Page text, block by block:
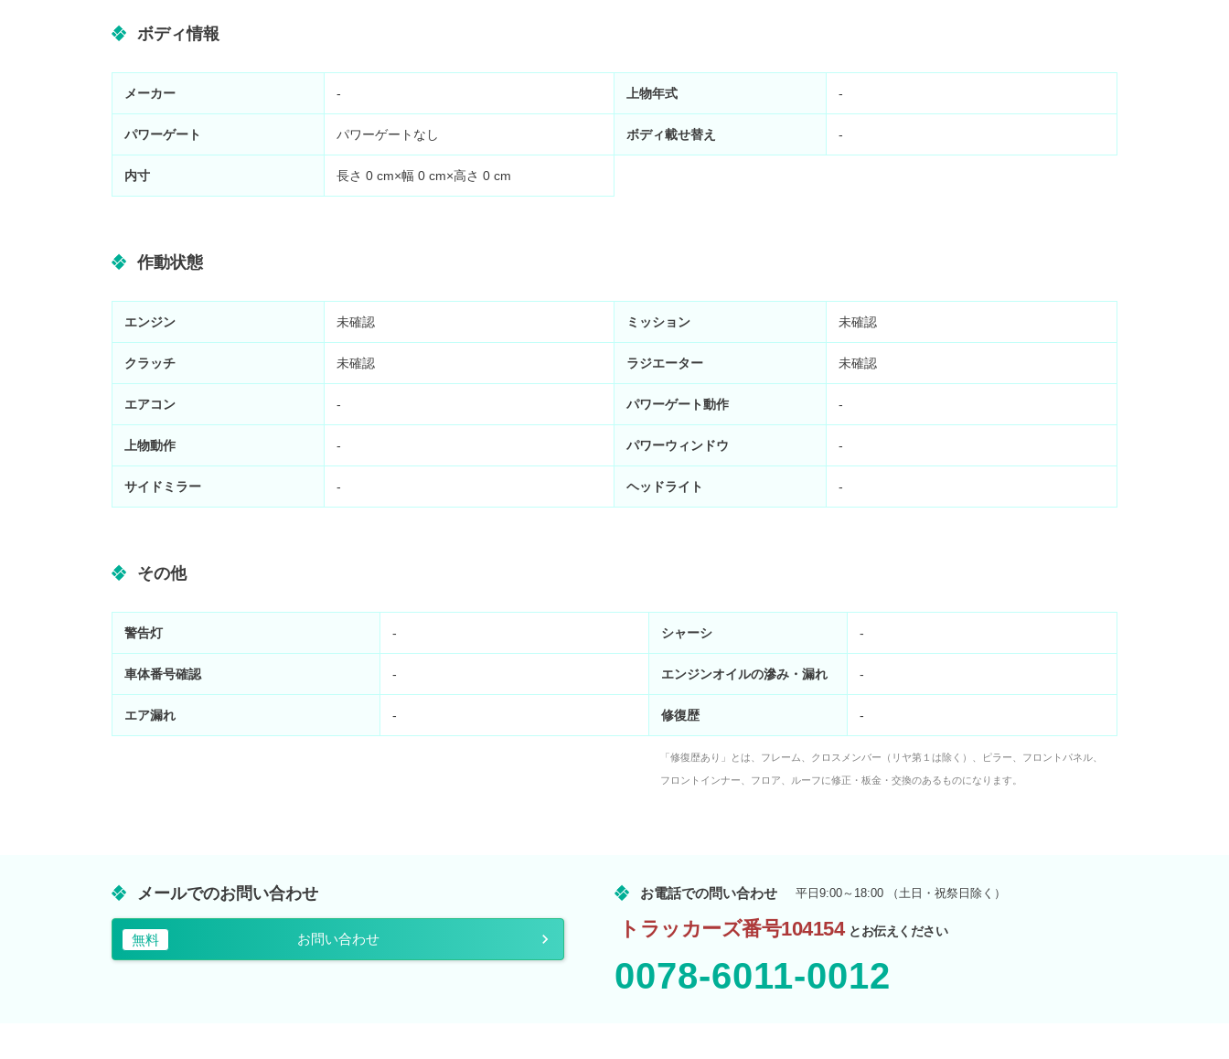
ボディ情報
メーカー - 上物年式 -
パワーゲート パワーゲートなし ボディ載せ替え -
内寸 長さ 0 cm×幅 0 cm×高さ 0 cm
作動状態
エンジン 未確認 ミッション 未確認
クラッチ 未確認 ラジエーター 未確認
エアコン - パワーゲート動作 -
上物動作 - パワーウィンドウ -
サイドミラー - ヘッドライト -
その他
警告灯 - シャーシ -
車体番号確認 - エンジンオイルの滲み・漏れ -
エア漏れ - 修復歴 -
「修復歴あり」とは、フレーム、クロスメンバー（リヤ第１は除く）、ピラー、フロントパネル、
フロントインナー、フロア、ルーフに修正・板金・交換のあるものになります。
メールでのお問い合わせ
無料 お問い合わせ
お電話での問い合わせ 平日9:00～18:00 （土日・祝祭日除く）
トラッカーズ番号104154 とお伝えください
0078-6011-0012